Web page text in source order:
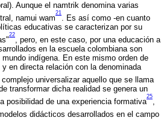
Aunque el namtrik denomina varias
namui wam
21
. Es así como -en cuanto
educativas se caracterizan por su
22
, pero, en este caso, por una educación a
en la escuela colombiana son
indígena. En este mismo orden de
en directa relación con la denominada
universalizar aquello que se llama
transformar dicha realidad se genera un
posibilidad de una experiencia formativa
25
,
didácticos desarrollados en el campo